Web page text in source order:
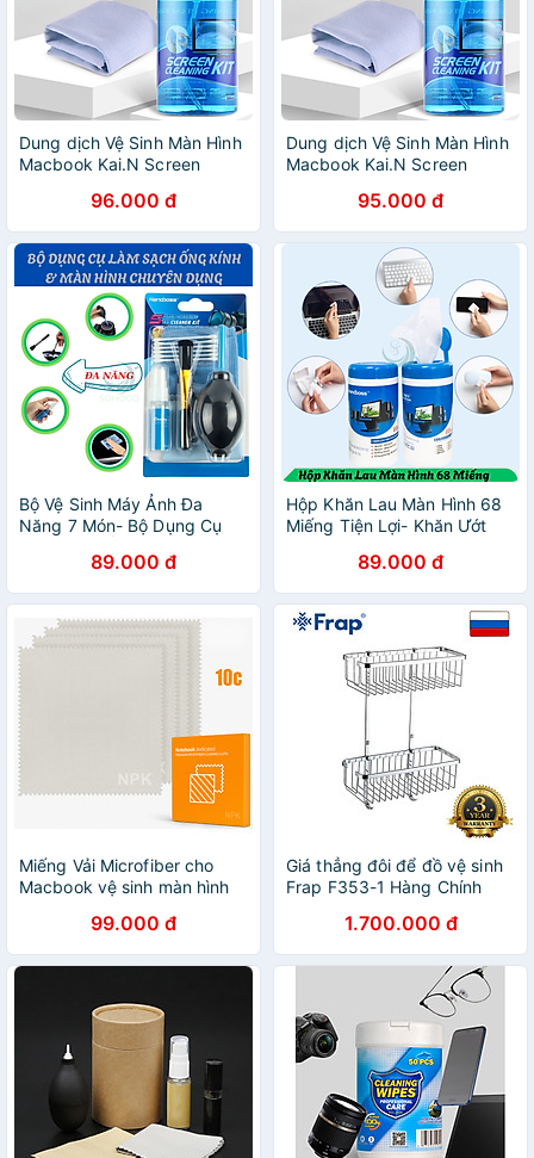
Dung dịch Vệ Sinh Màn Hình
Macbook Kai.N Screen
Khuẩn Điện Thoại / Máy ảnh
/ Đồng Hồ / Laptop - HÀNG
CHÍNH HÃNG
96.000 đ
Dung dịch Vệ Sinh Màn Hình
Macbook Kai.N Screen
Khuẩn Điện Thoại / Máy ảnh
/ Đồng Hồ / Laptop - HÀNG
CHÍNH HÃNG
95.000 đ
Bộ Vệ Sinh Máy Ảnh Đa
Năng 7 Món- Bộ Dụng Cụ
Hình Chuyên Dụng- Kit Vệ
Sinh Camera - Lens Cleaning
Kit- Bộ Dụng Cụ Bảo Dưỡng
Máy Ảnh Chuyên
Nghiệp...Hàng nhập khẩu
89.000 đ
Hộp Khăn Lau Màn Hình 68
Miếng Tiện Lợi- Khăn Ướt
– 68 Miếng- Hộp Khăn Lau
Điện Tử Đa Năng 68 Miếng-
Hộp Khăn Lau Màn Hình
Không Xơ – 68 Miếng- Hộp
Khăn Ướt Vệ Sinh Thiết Bị
Công Nghệ – 68 Miếng,…
Hàng nhập khẩu
89.000 đ
Miếng Vải Microfiber cho
Macbook vệ sinh màn hình
sinh màn hình điện thoại
iPhone, Samsung - Hàng
Chính Hãng
99.000 đ
Giá thẳng đôi để đồ vệ sinh
Frap F353-1 Hàng Chính
1.700.000 đ